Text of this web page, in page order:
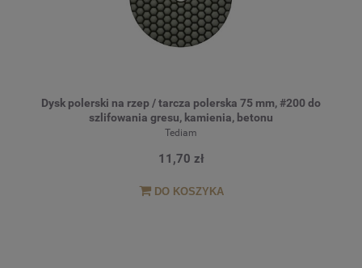
Dysk polerski na rzep / tarcza polerska 75 mm, #200 do
szlifowania gresu, kamienia, betonu
Tediam
11,70 zł
DO KOSZYKA